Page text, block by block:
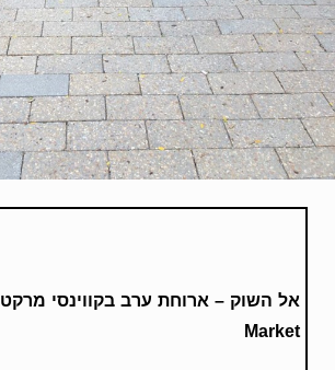
אל השוק – ארוחת ערב בקווינסי מרקט
Market